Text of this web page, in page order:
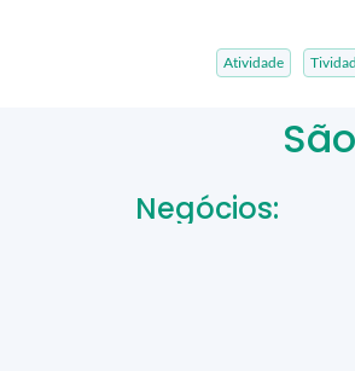
Atividade
Negócios: